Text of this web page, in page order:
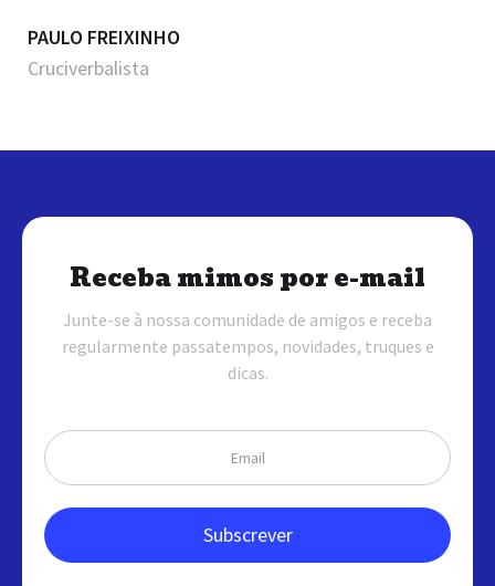
PAULO FREIXINHO
Cruciverbalista
Receba mimos por e-mail
Junte-se à nossa comunidade de amigos e receba
regularmente passatempos, novidades, truques e
dicas.